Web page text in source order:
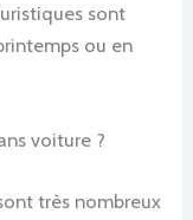
sont
ou en
voiture ?
très nombreux